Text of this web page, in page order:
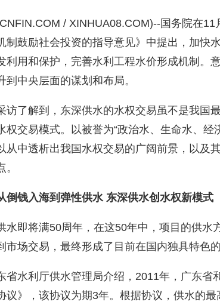
/ XINHUA08.COM)--国务院在
制鼓励社会投资的指导意见》中提出，加快
利用和保护，完善水利工程水价形成机制。
到中央层面的谋划和布局。
访了解到，东深供水的水权交易虽不是我国
权交易模式。以被誉为“政治水、生命水、经
从中透析出我国水权交易的广阔前景，以及
钱入海到弹性供水 东深供水创水权新模式
水即将满50周年，在这50年中，项目的供水
市场交易，最终形成了目前在国内独具特色的
省水利厅供水管理局介绍，2011年，广东省
议》，该协议为期3年。根据协议，供水的